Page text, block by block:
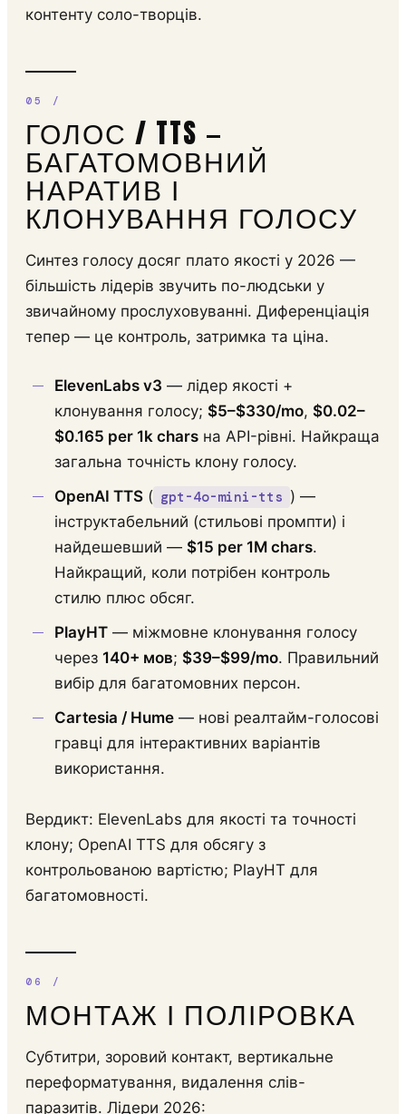
контенту соло-творців.
ГОЛОС / TTS —
БАГАТОМОВНИЙ
НАРАТИВ І
КЛОНУВАННЯ ГОЛОСУ
Синтез голосу досяг плато якості у 2026 —
більшість лідерів звучить по-людськи у
звичайному прослуховуванні. Диференціація
тепер — це контроль, затримка та ціна.
ElevenLabs v3 — лідер якості +
клонування голосу; $5–$330/mo, $0.02–
$0.165 per 1k chars на API-рівні. Найкраща
загальна точність клону голосу.
OpenAI TTS ( gpt-4o-mini-tts ) —
інструктабельний (стильові промпти) і
найдешевший — $15 per 1M chars.
Найкращий, коли потрібен контроль
стилю плюс обсяг.
PlayHT — міжмовне клонування голосу
через 140+ мов; $39–$99/mo. Правильний
вибір для багатомовних персон.
Cartesia / Hume — нові реалтайм-голосові
гравці для інтерактивних варіантів
використання.
Вердикт: ElevenLabs для якості та точності
клону; OpenAI TTS для обсягу з
контрольованою вартістю; PlayHT для
багатомовності.
МОНТАЖ І ПОЛІРОВКА
Субтитри, зоровий контакт, вертикальне
переформатування, видалення слів-
паразитів. Лідери 2026: